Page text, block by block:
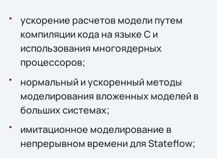
ускорение расчетов модели путем
компиляции кода на языке C и
использования многоядерных
процессоров;
нормальный и ускоренный методы
моделирования вложенных моделей в
больших системах;
имитационное моделирование в
непрерывном времени для Stateflow;